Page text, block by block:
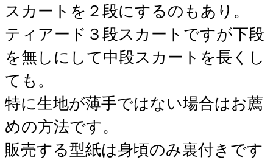
スカートを２段にするのもあり。
ティアード３段スカートですが下段
を無しにして中段スカートを長くし
ても。
特に生地が薄手ではない場合はお薦
めの方法です。
販売する型紙は身頃のみ裏付きです